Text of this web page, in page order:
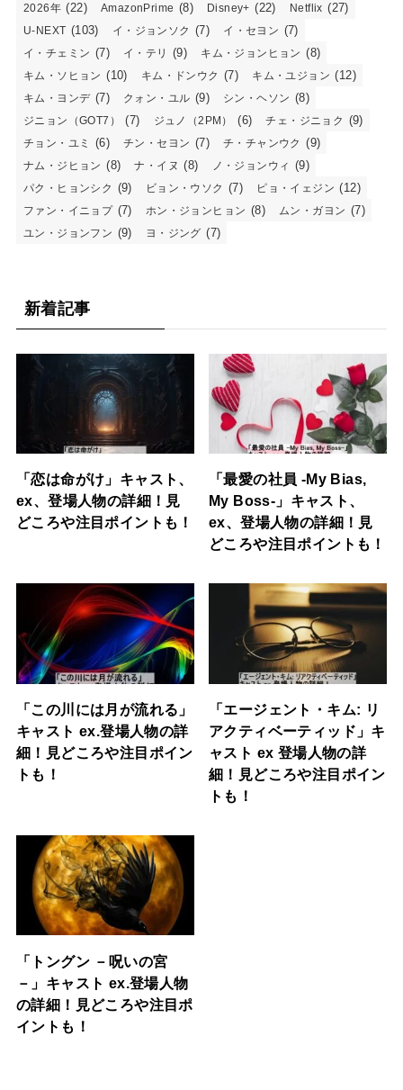
2026年 (22) AmazonPrime (8) Disney+ (22) Netflix (27)
U-NEXT (103) イ・ジョンソク (7) イ・セヨン (7)
イ・チェミン (7) イ・テリ (9) キム・ジョンヒョン (8)
キム・ソヒョン (10) キム・ドンウク (7) キム・ユジョン (12)
キム・ヨンデ (7) クォン・ユル (9) シン・ヘソン (8)
ジニョン（GOT7） (7) ジュノ（2PM） (6) チェ・ジニョク (9)
チョン・ユミ (6) チン・セヨン (7) チ・チャンウク (9)
ナム・ジヒョン (8) ナ・イヌ (8) ノ・ジョンウィ (9)
パク・ヒョンシク (9) ビョン・ウソク (7) ピョ・イェジン (12)
ファン・イニョプ (7) ホン・ジョンヒョン (8) ムン・ガヨン (7)
ユン・ジョンフン (9) ヨ・ジング (7)
新着記事
「恋は命がけ」キャスト、
ex、登場人物の詳細！見
どころや注目ポイントも！
「最愛の社員 -My Bias,
My Boss-」キャスト、
ex、登場人物の詳細！見
どころや注目ポイントも！
「この川には月が流れる」
キャスト ex.登場人物の詳
細！見どころや注目ポイン
トも！
「エージェント・キム: リ
アクティベーティッド」キ
ャスト ex 登場人物の詳
細！見どころや注目ポイン
トも！
「トングン －呪いの宮
－」キャスト ex.登場人物
の詳細！見どころや注目ポ
イントも！